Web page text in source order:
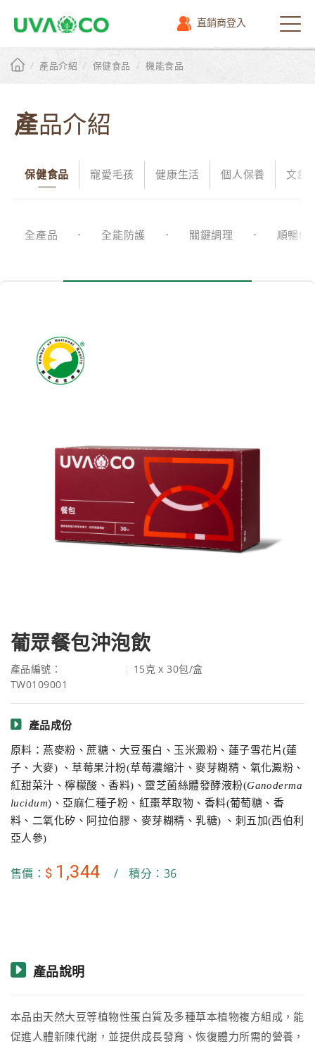
直銷商登入
選
單
/ 產品介紹 / 保健食品 / 機能食品
產品介紹
保健食品 寵愛毛孩 健康生活 個人保養 文創
全產品 全能防護 關鍵調理 順暢保
葡眾餐包沖泡飲
產品編號：
TW0109001
15克 x 30包/盒
產品成份
原料：燕麥粉、蔗糖、大豆蛋白、玉米澱粉、蓮子雪花片(蓮
子、大麥) 、草莓果汁粉(草莓濃縮汁、麥芽糊精、氧化澱粉、
紅甜菜汁、檸檬酸、香料)、靈芝菌絲體發酵液粉(Ganoderma
lucidum)、亞麻仁種子粉、紅棗萃取物、香料(葡萄糖、香
料、二氧化矽、阿拉伯膠、麥芽糊精、乳糖) 、刺五加(西伯利
亞人參)
售價： $ 1,344 / 積分：36
產品說明
本品由天然大豆等植物性蛋白質及多種草本植物複方組成，能
促進人體新陳代謝，並提供成長發育、恢復體力所需的營養，